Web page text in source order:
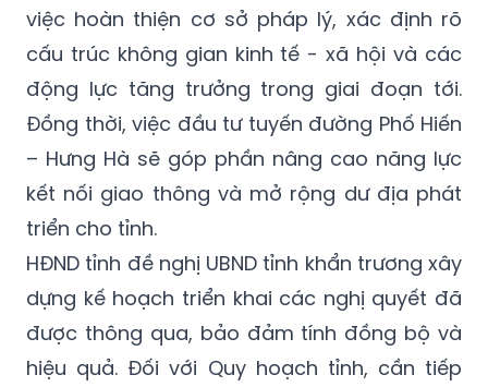
việc hoàn thiện cơ sở pháp lý, xác định rõ
cấu trúc không gian kinh tế - xã hội và các
động lực tăng trưởng trong giai đoạn tới.
Đồng thời, việc đầu tư tuyến đường Phố Hiến
– Hưng Hà sẽ góp phần nâng cao năng lực
kết nối giao thông và mở rộng dư địa phát
triển cho tỉnh.
HĐND tỉnh đề nghị UBND tỉnh khẩn trương xây
dựng kế hoạch triển khai các nghị quyết đã
được thông qua, bảo đảm tính đồng bộ và
hiệu quả. Đối với Quy hoạch tỉnh, cần tiếp